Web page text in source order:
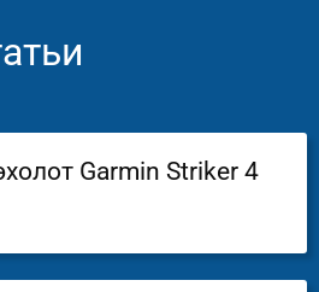
Garmin Striker 4